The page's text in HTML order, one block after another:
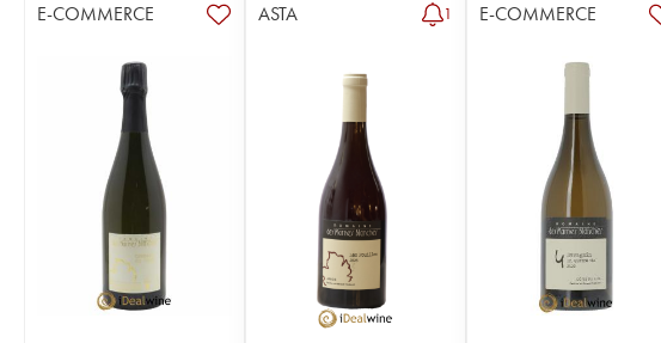
E-COMMERCE ASTA 1 E-COMMERCE